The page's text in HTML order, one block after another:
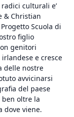
culturali e’
& Christian
Scuola di
figlio
genitori
e cresce
delle nostre
avvicinarsi
del paese
oltre la
dove viene.